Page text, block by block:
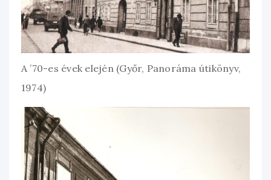
A ’70-es évek elején (Győr, Panoráma útikönyv,
1974)